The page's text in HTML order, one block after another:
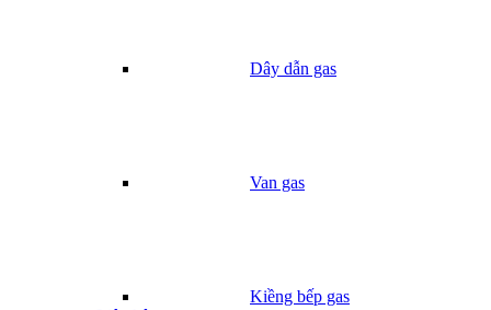
Dây dẫn gas
Van gas
Kiềng bếp gas